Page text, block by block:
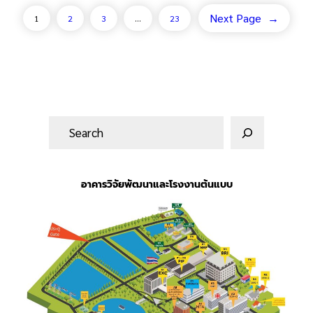
1 2 3 … 23 Next Page →
อาคารวิจัยพัฒนาและโรงงานต้นแบบ